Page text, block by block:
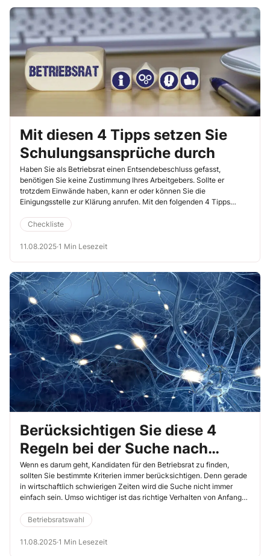
Mit diesen 4 Tipps setzen Sie
Schulungsansprüche durch
Haben Sie als Betriebsrat einen Entsendebeschluss gefasst,
benötigen Sie keine Zustimmung Ihres Arbeitgebers. Sollte er
trotzdem Einwände haben, kann er oder können Sie die
Einigungsstelle zur Klärung anrufen. Mit den folgenden 4 Tipps
Checkliste
11.08.2025·1 Min Lesezeit
Berücksichtigen Sie diese 4
Regeln bei der Suche nach
Kandidaten
Wenn es darum geht, Kandidaten für den Betriebsrat zu finden,
sollten Sie bestimmte Kriterien immer berücksichtigen. Denn gerade
in wirtschaftlich schwierigen Zeiten wird die Suche nicht immer
einfach sein. Umso wichtiger ist das richtige Verhalten von Anfang
Betriebsratswahl
11.08.2025·1 Min Lesezeit